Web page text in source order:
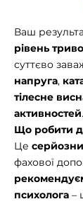
Ваш
рівень
суттєво
напруга,
тілесне
активностей.
Що робити
Це
фахової
психолога –